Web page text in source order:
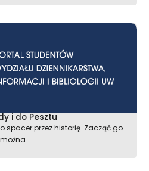
i do Pesztu
spacer przez historię. Zacząć go
można...